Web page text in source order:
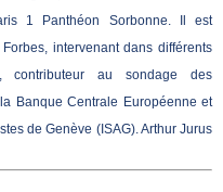
1 Panthéon Sorbonne. Il est
intervenant dans différents
contributeur au sondage des
Banque Centrale Européenne et
de Genève (ISAG). Arthur Jurus